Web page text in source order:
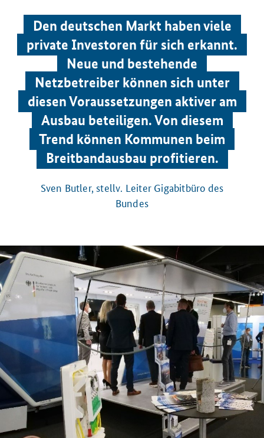
Den deutschen Markt haben viele
private Investoren für sich erkannt.
Neue und bestehende
Netzbetreiber können sich unter
diesen Voraussetzungen aktiver am
Ausbau beteiligen. Von diesem
Trend können Kommunen beim
Breitbandausbau profitieren.
Sven Butler, stellv. Leiter Gigabitbüro des
Bundes